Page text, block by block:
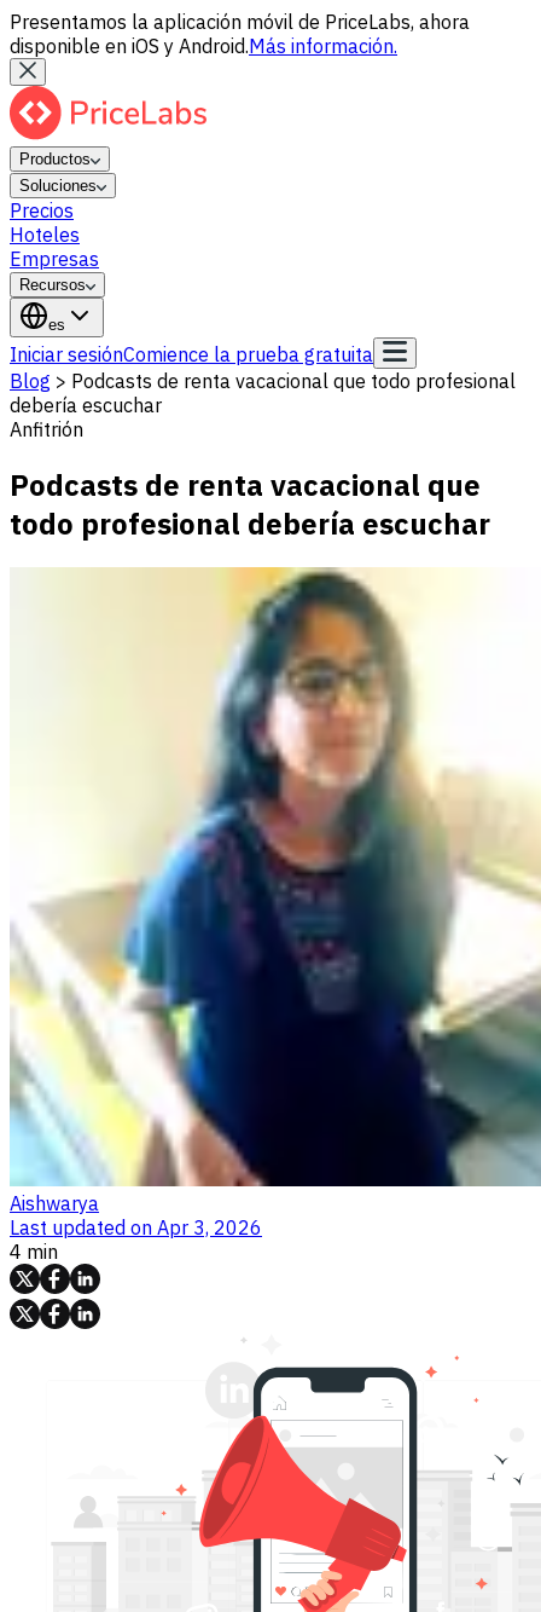
Presentamos la aplicación móvil de PriceLabs, ahora
disponible en iOS y Android.Más información.
Productos
Soluciones
Precios
Hoteles
Empresas
Recursos
es
Iniciar sesiónComience la prueba gratuita
Blog > Podcasts de renta vacacional que todo profesional
debería escuchar
Anfitrión
Podcasts de renta vacacional que
todo profesional debería escuchar
Aishwarya
Last updated on Apr 3, 2026
4 min